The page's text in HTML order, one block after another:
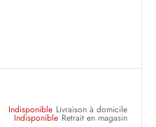
Indisponible Livraison à domicile
Indisponible Retrait en magasin